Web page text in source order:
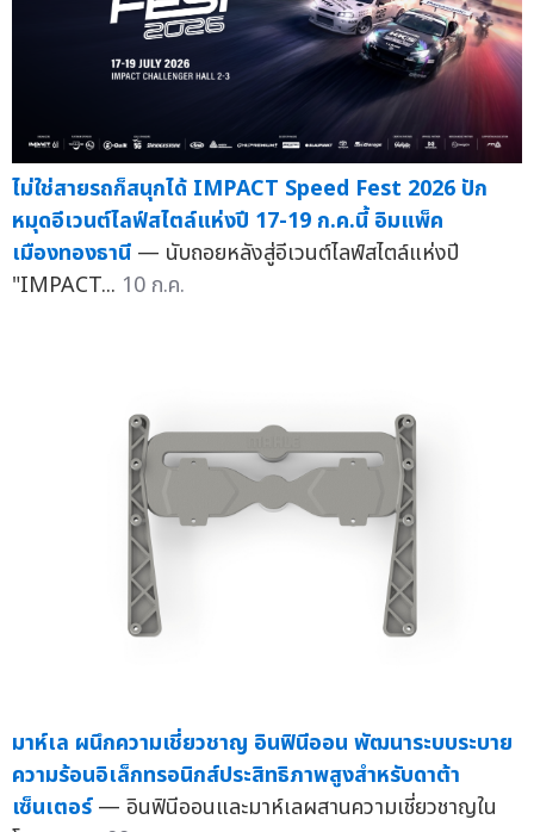
ไม่ใช่สายรถก็สนุกได้ IMPACT Speed Fest 2026 ปัก
หมุดอีเวนต์ไลฟ์สไตล์แห่งปี 17-19 ก.ค.นี้ อิมแพ็ค
เมืองทองธานี — นับถอยหลังสู่อีเวนต์ไลฟ์สไตล์แห่งปี
"IMPACT... 10 ก.ค.
มาห์เล ผนึกความเชี่ยวชาญ อินฟินีออน พัฒนาระบบระบาย
ความร้อนอิเล็กทรอนิกส์ประสิทธิภาพสูงสำหรับดาต้า
เซ็นเตอร์ — อินฟินีออนและมาห์เลผสานความเชี่ยวชาญใน